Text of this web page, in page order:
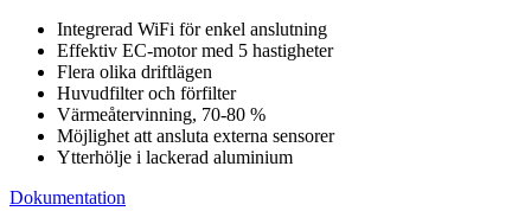
Integrerad WiFi för enkel anslutning
Effektiv EC-motor med 5 hastigheter
Flera olika driftlägen
Huvudfilter och förfilter
Värmeåtervinning, 70-80 %
Möjlighet att ansluta externa sensorer
Ytterhölje i lackerad aluminium
Dokumentation